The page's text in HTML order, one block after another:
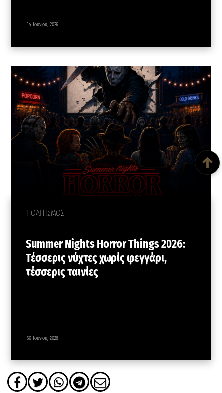
14 Ιουνίου, 2026
ΠΟΛΙΤΙΣΜΟΣ
Summer Nights Horror Things 2026:
Τέσσερις νύχτες χωρίς φεγγάρι,
τέσσερις ταινίες
30 Ιουνίου, 2026
↑